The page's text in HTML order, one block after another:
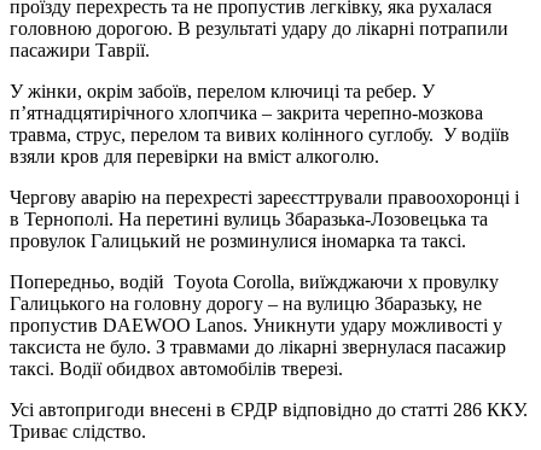
проїзду перехресть та не пропустив легківку, яка рухалася
головною дорогою. В результаті удару до лікарні потрапили
пасажири Таврії.
У жінки, окрім забоїв, перелом ключиці та ребер. У
п’ятнадцятирічного хлопчика – закрита черепно-мозкова
травма, струс, перелом та вивих колінного суглобу. У водіїв
взяли кров для перевірки на вміст алкоголю.
Чергову аварію на перехресті зареєсттрували правоохоронці і
в Тернополі. На перетині вулиць Збаразька-Лозовецька та
провулок Галицький не розминулися іномарка та таксі.
Попередньо, водій Тoyota Corolla, виїжджаючи х провулку
Галицького на головну дорогу – на вулицю Збаразьку, не
пропустив DAEWOO Lanos. Уникнути удару можливості у
таксиста не було. З травмами до лікарні звернулася пасажир
таксі. Водії обидвох автомобілів тверезі.
Усі автопригоди внесені в ЄРДР відповідно до статті 286 ККУ.
Триває слідство.